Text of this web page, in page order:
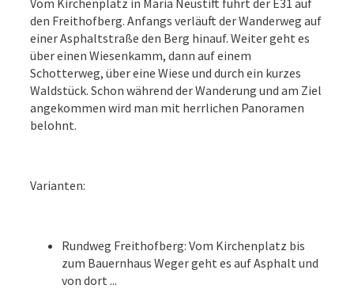
den Freithofberg. Anfangs verläuft der Wanderweg auf
einer Asphaltstraße den Berg hinauf. Weiter geht es
über einen Wiesenkamm, dann auf einem
Schotterweg, über eine Wiese und durch ein kurzes
Waldstück. Schon während der Wanderung und am Ziel
angekommen wird man mit herrlichen Panoramen
belohnt.
Varianten:
Rundweg Freithofberg: Vom Kirchenplatz bis
zum Bauernhaus Weger geht es auf Asphalt und
von dort ...